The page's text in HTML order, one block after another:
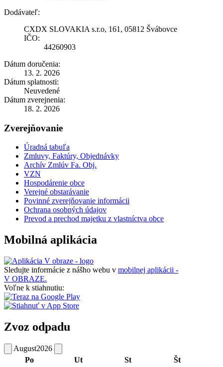
Dodávateľ:
CXDX SLOVAKIA s.r.o, 161, 05812 Švábovce
IČO:
44260903
Dátum doručenia:
13. 2. 2026
Dátum splatnosti:
Neuvedené
Dátum zverejnenia:
18. 2. 2026
Zverejňovanie
Úradná tabuľa
Zmluvy, Faktúry, Objednávky
Archív Zmlúv Fa. Obj.
VZN
Hospodárenie obce
Verejné obstarávanie
Povinné zverejňovanie informácii
Ochrana osobných údajov
Prevod a prechod majetku z vlastníctva obce
Mobilná aplikácia
Sledujte informácie z nášho webu v mobilnej aplikácii -
V OBRAZE.
Voľne k stiahnutiu:
Zvoz odpadu
August2026
Po
Ut St Št